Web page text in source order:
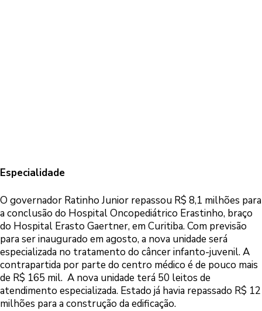
Especialidade
O governador Ratinho Junior repassou R$ 8,1 milhões para
a conclusão do Hospital Oncopediátrico Erastinho, braço
do Hospital Erasto Gaertner, em Curitiba. Com previsão
para ser inaugurado em agosto, a nova unidade será
especializada no tratamento do câncer infanto-juvenil. A
contrapartida por parte do centro médico é de pouco mais
de R$ 165 mil. A nova unidade terá 50 leitos de
atendimento especializada. Estado já havia repassado R$ 12
milhões para a construção da edificação.